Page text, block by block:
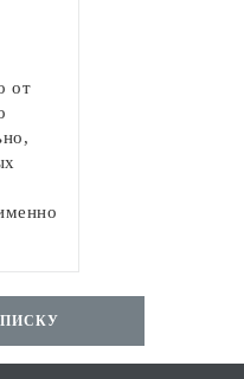
от